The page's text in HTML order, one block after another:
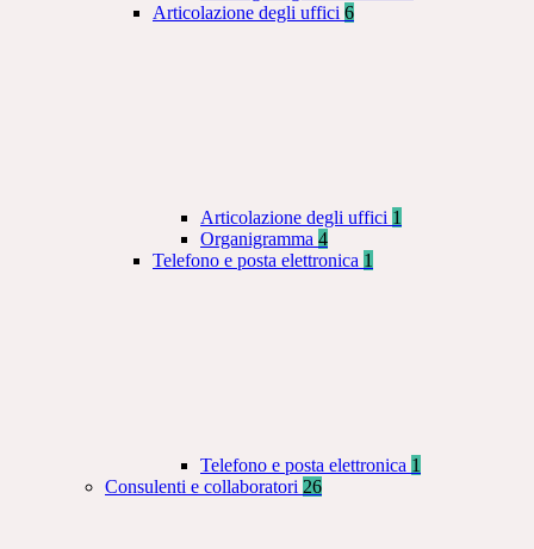
Articolazione degli uffici 6
Articolazione degli uffici 1
Organigramma 4
Telefono e posta elettronica 1
Telefono e posta elettronica 1
Consulenti e collaboratori 26